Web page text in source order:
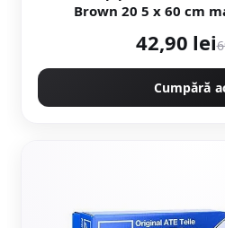
Brown 20 5 x 60 cm mata portelanata
42,90 lei
Cumpără